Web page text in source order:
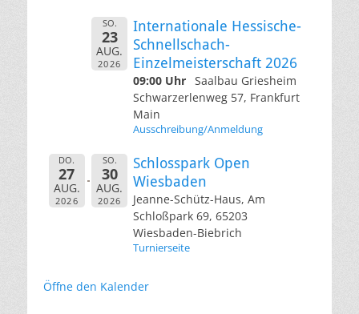
SO.
23
AUG.
2026
Internationale Hessische-
Schnellschach-
Einzelmeisterschaft 2026
09:00 Uhr Saalbau Griesheim
Schwarzerlenweg 57, Frankfurt
Main
Ausschreibung/Anmeldung
DO.
27
AUG.
2026
SO.
30
AUG.
2026
Schlosspark Open
Wiesbaden
Jeanne-Schütz-Haus, Am
Schloßpark 69, 65203
Wiesbaden-Biebrich
Turnierseite
Öffne den Kalender